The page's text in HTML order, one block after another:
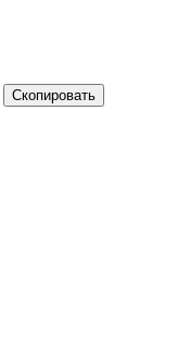
Скопировать